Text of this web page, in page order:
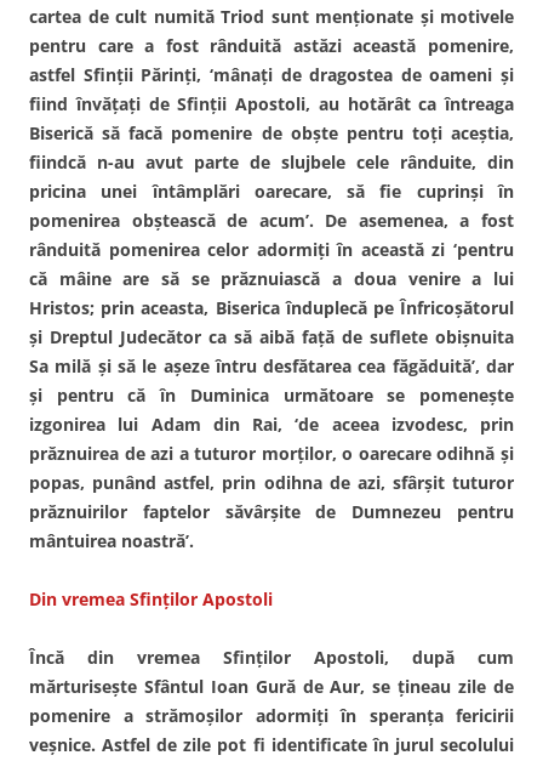
cartea de cult numită Triod sunt menţionate şi motivele
pentru care a fost rânduită astăzi această pomenire,
astfel Sfinţii Părinţi, ‘mânaţi de dragostea de oameni şi
fiind învăţaţi de Sfinţii Apostoli, au hotărât ca întreaga
Biserică să facă pomenire de obşte pentru toţi aceştia,
fiindcă n-au avut parte de slujbele cele rânduite, din
pricina unei întâmplări oarecare, să fie cuprinşi în
pomenirea obştească de acum’. De asemenea, a fost
rânduită pomenirea celor adormiţi în această zi ‘pentru
că mâine are să se prăznuiască a doua venire a lui
Hristos; prin aceasta, Biserica înduplecă pe Înfricoşătorul
şi Dreptul Judecător ca să aibă faţă de suflete obişnuita
Sa milă şi să le aşeze întru desfătarea cea făgăduită’, dar
şi pentru că în Duminica următoare se pomeneşte
izgonirea lui Adam din Rai, ‘de aceea izvodesc, prin
prăznuirea de azi a tuturor morţilor, o oarecare odihnă şi
popas, punând astfel, prin odihna de azi, sfârşit tuturor
prăznuirilor faptelor săvârşite de Dumnezeu pentru
mântuirea noastră’.
Din vremea Sfinţilor Apostoli
Încă din vremea Sfinţilor Apostoli, după cum
mărturiseşte Sfântul Ioan Gură de Aur, se ţineau zile de
pomenire a strămoşilor adormiţi în speranţa fericirii
veşnice. Astfel de zile pot fi identificate în jurul secolului